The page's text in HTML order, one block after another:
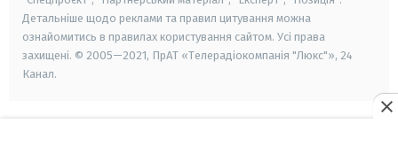
Детальніше щодо реклами та правил цитування можна
ознайомитись в правилах користування сайтом. Усі права
захищені. © 2005—2021, ПрАТ «Телерадіокомпанія "Люкс"», 24
Канал.